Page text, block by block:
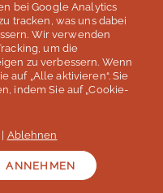
UNS AN!
bei Google Analytics
tracken, was uns dabei
Wir verwenden
um die
zu verbessern. Wenn
auf „Alle aktivieren“. Sie
indem Sie auf „Cookie-
Ablehnen
ANNEHMEN